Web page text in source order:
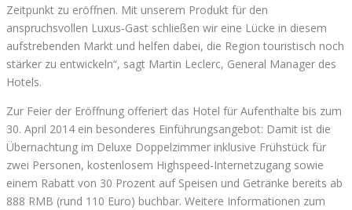
Zeitpunkt zu eröffnen. Mit unserem Produkt für den
anspruchsvollen Luxus-Gast schließen wir eine Lücke in diesem
aufstrebenden Markt und helfen dabei, die Region touristisch noch
stärker zu entwickeln“, sagt Martin Leclerc, General Manager des
Hotels.
Zur Feier der Eröffnung offeriert das Hotel für Aufenthalte bis zum
30. April 2014 ein besonderes Einführungsangebot: Damit ist die
Übernachtung im Deluxe Doppelzimmer inklusive Frühstück für
zwei Personen, kostenlosem Highspeed-Internetzugang sowie
einem Rabatt von 30 Prozent auf Speisen und Getränke bereits ab
888 RMB (rund 110 Euro) buchbar. Weitere Informationen zum